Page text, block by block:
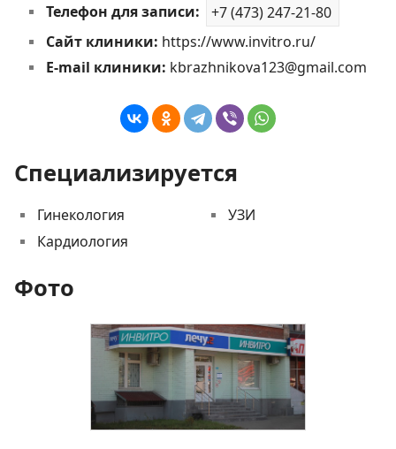
Телефон для записи:
+7 (473) 247-21-80
Сайт клиники: https://www.invitro.ru/
E-mail клиники: kbrazhnikova123@gmail.com
Специализируется
Гинекология
Кардиология
УЗИ
Фото